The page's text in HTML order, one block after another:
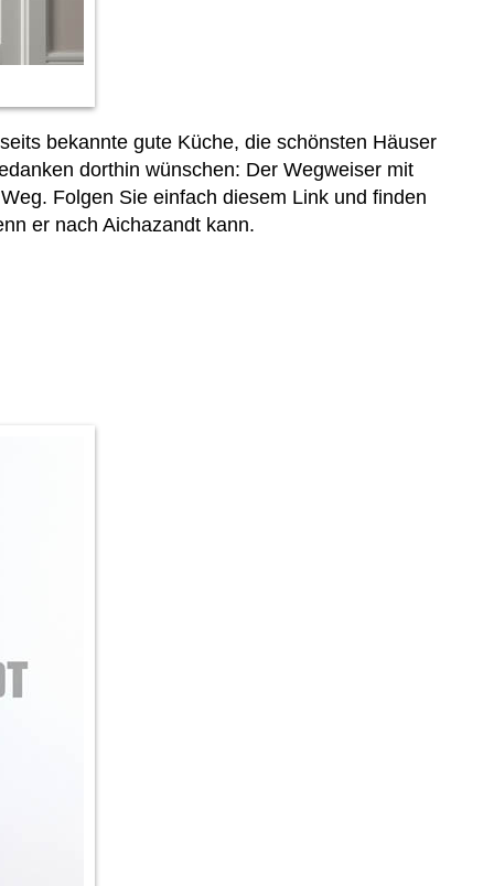
bekannte gute Küche, die schönsten Häuser
dorthin wünschen: Der Wegweiser mit
Folgen Sie einfach diesem Link und finden
er nach Aichazandt kann.